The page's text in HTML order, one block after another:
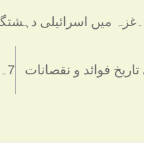
7۔پنجابی اور اُردو کی حقیقت